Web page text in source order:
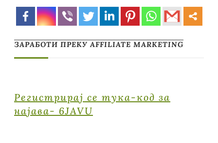
ЗАРАБОТИ ПРЕКУ AFFILIATE MARKETING
Регистрирај се тука-код за
најава- 6JAVU